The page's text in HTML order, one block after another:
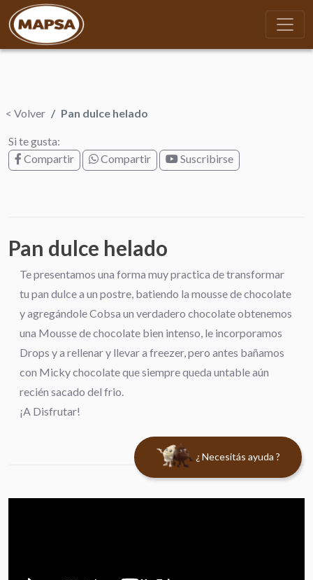
< Volver Pan dulce helado
Si te gusta:
Compartir
Compartir Suscribirse
Pan dulce helado
Te presentamos una forma muy practica de transformar
tu pan dulce a un postre, batiendo la mousse de chocolate
y agregándole Cobsa un verdadero chocolate obtenemos
una Mousse de chocolate bien intenso, le incorporamos
Drops y a rellenar y llevar a freezer, pero antes bañamos
con Micky chocolate que siempre queda untable aún
recién sacado del frio.
¡A Disfrutar!
¿ Necesitás ayuda ?